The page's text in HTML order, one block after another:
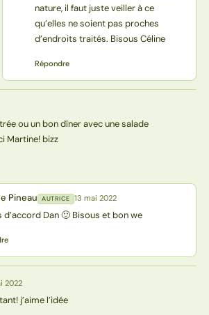
nature, il faut juste veiller à ce
qu’elles ne soient pas proches
d’endroits traités. Bisous Céline
Répondre
ou un bon dîner avec une salade
Martine! bizz
Pineau AUTRICE 13 mai 2022
d’accord Dan 🙂 Bisous et bon we
2022
j’aime l’idée